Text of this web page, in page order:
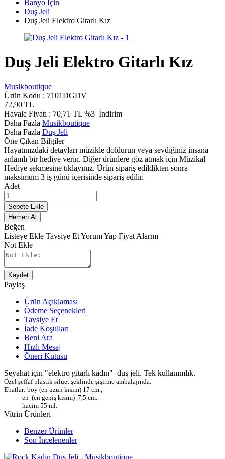
Banyo İçin
Duş Jeli
Duş Jeli Elektro Gitarlı Kız
Duş Jeli Elektro Gitarlı Kız
Musikboutique
Ürün Kodu : 7101DGDV
72,90 TL
Havale Fiyatı : 70,71 TL %3 İndirim
Daha Fazla Musikboutique
Daha Fazla Duş Jeli
Öne Çıkan Bilgiler
Hayatınızdaki detayları müzikle doldurun veya sevdiğiniz insana
anlamlı bir hediye verin. Diğer ürünlere göz atmak için Müzikal
Hediye sekmesine tıklayınız. Ürün sipariş edildikten sonra
maksimum 3 iş günü içerisinde sipariş edilir.
Adet
Sepete Ekle
Hemen Al
Beğen
Listeye Ekle Tavsiye EtYorum Yap Fiyat Alarmı
Not Ekle
Kaydet
Paylaş
Ürün Açıklaması
Ödeme Seçenekleri
Tavsiye Et
İade Koşulları
Beni Ara
Hızlı Mesaj
Öneri Kutusu
Seyahat için "elektro gitarlı kadın" duş jeli. Tek kullanımlık.
Özel şeffaf plastik silüet şeklinde şişirme ambalajında.
Ebatlar: boy (en uzun kısım) 17 cm.,
en (en geniş kısım) 7,5 cm.
hacim 55 ml.
Vitrin Ürünleri
Benzer Ürünler
Son İncelenenler